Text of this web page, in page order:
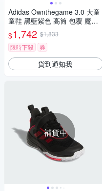
Adidas Ownthegame 3.0 大童
童鞋 黑藍紫色 高筒 包覆 魔鬼
氈 耐磨 緩震 籃球鞋 JI0393
$1,742 $1,833
限時下殺
券
貨到通知我
補貨中